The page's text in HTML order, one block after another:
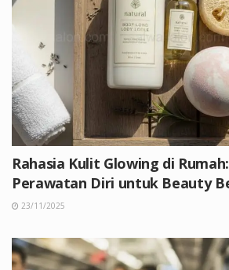
Rahasia Kulit Glowing di
Perawatan Diri untuk Beauty
23/11/2025